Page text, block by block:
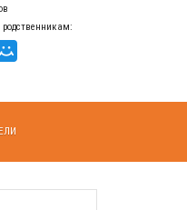
родственникам: